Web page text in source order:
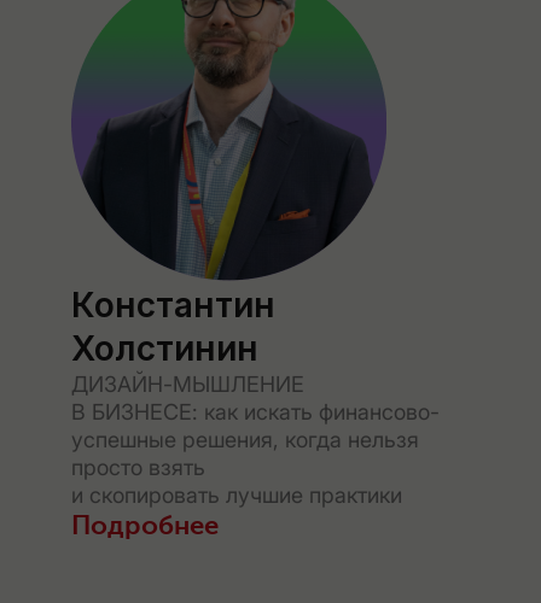
Константин
Холстинин
ДИЗАЙН-МЫШЛЕНИЕ
В БИЗНЕСЕ: как искать финансово-
успешные решения, когда нельзя
просто взять
и скопировать лучшие практики
Подробнее